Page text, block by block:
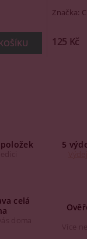
Značka:
125 Kč
5
celá
doma
Více